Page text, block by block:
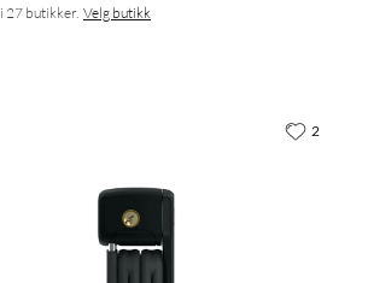
27 butikker. Velg butikk
2